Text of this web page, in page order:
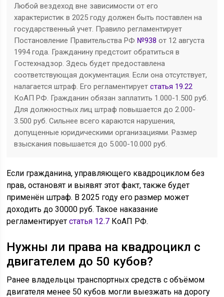
Любой вездеход вне зависимости от его
характеристик в 2025 году должен быть поставлен на
государственный учет. Правило регламентирует
Постановление Правительства РФ №938 от 12 августа
1994 года. Гражданину предстоит обратиться в
Гостехнадзор. Здесь будет предоставлена
соответствующая документация. Если она отсутствует,
налагается штраф. Его регламентируетстатья 19.22
КоАП РФ. Гражданин обязан заплатить 1.000-1.500 руб.
Для должностных лиц штраф повышается до 2.000-
3.500 руб. Сильнее всего караются нарушения,
допущенные юридическими организациями. Размер
взыскания повышается до 5.000-10.000 руб.
Если гражданина, управляющего квадроциклом без
прав, остановят и выявят этот факт, также будет
применён штраф. В 2025 году его размер может
доходить до 30000 руб. Такое наказание
регламентируетстатья 12.7 КоАП РФ.
Нужны ли права на квадроцикл с
двигателем до 50 кубов?
Ранее владельцы транспортных средств с объёмом
двигателя менее 50 кубов могли выезжать на дорогу